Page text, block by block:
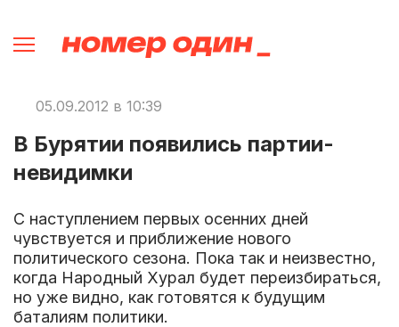
05.09.2012 в 10:39
В Бурятии появились партии-
невидимки
С наступлением первых осенних дней
чувствуется и приближение нового
политического сезона. Пока так и неизвестно,
когда Народный Хурал будет переизбираться,
но уже видно, как готовятся к будущим
баталиям политики.